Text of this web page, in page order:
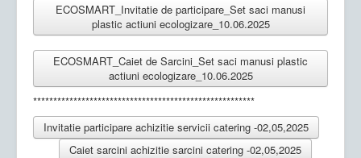
ECOSMART_Invitatie de participare_Set saci manusi
plastic actiuni ecologizare_10.06.2025
ECOSMART_Caiet de Sarcini_Set saci manusi plastic
actiuni ecologizare_10.06.2025
*******************************************************
Invitatie participare achizitie servicii catering -02,05,2025
Caiet sarcini achizitie sarcini catering -02,05,2025